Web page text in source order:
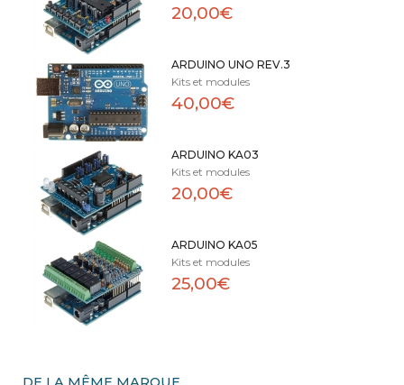
20,00€
ARDUINO UNO REV.3
Kits et modules
40,00€
ARDUINO KA03
Kits et modules
20,00€
ARDUINO KA05
Kits et modules
25,00€